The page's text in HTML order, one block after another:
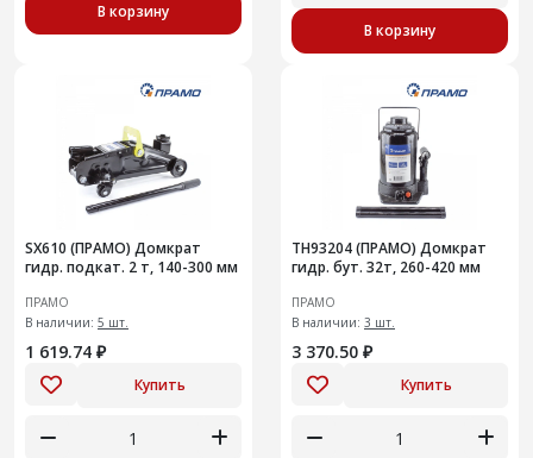
В корзину
В корзину
SX610 (ПРАМО) Домкрат
гидр. подкат. 2 т, 140-300 мм
ПРАМО
В наличии: 5 шт.
1 619.74 ₽
Купить
TH93204 (ПРАМО) Домкрат
гидр. бут. 32т, 260-420 мм
ПРАМО
В наличии: 3 шт.
3 370.50 ₽
Купить